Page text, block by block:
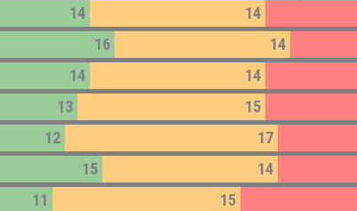
14 14
16 14
14 14
13 15
12 17
15 14
11 15